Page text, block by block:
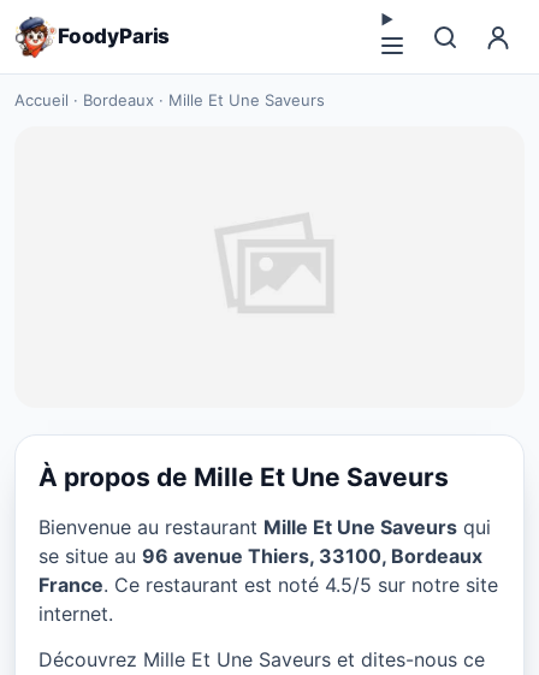
FoodyParis
Accueil · Bordeaux · Mille Et Une Saveurs
Mille Et Une Saveurs à
Bordeaux
★ 4.5/5
À propos de Mille Et Une Saveurs
Bienvenue au restaurant Mille Et Une Saveurs qui
se situe au 96 avenue Thiers, 33100, Bordeaux
France. Ce restaurant est noté 4.5/5 sur notre site
internet.
Découvrez Mille Et Une Saveurs et dites-nous ce